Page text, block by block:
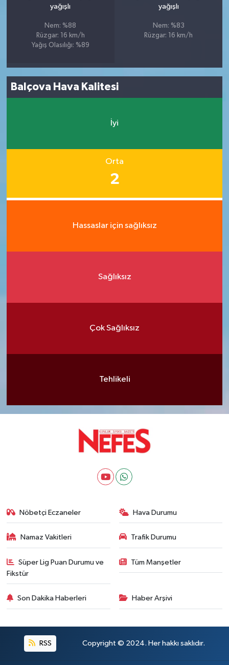
yağışlı
Nem: %88
Rüzgar: 16 km/h
Yağış Olasılığı: %89
yağışlı
Nem: %83
Rüzgar: 16 km/h
Balçova Hava Kalitesi
İyi
Orta
2
Hassaslar için sağlıksız
Sağlıksız
Çok Sağlıksız
Tehlikeli
Nöbetçi Eczaneler Hava Durumu
Namaz Vakitleri Trafik Durumu
Süper Lig Puan Durumu ve
Fikstür
Tüm Manşetler
Son Dakika Haberleri Haber Arşivi
RSS Copyright © 2024. Her hakkı saklıdır.